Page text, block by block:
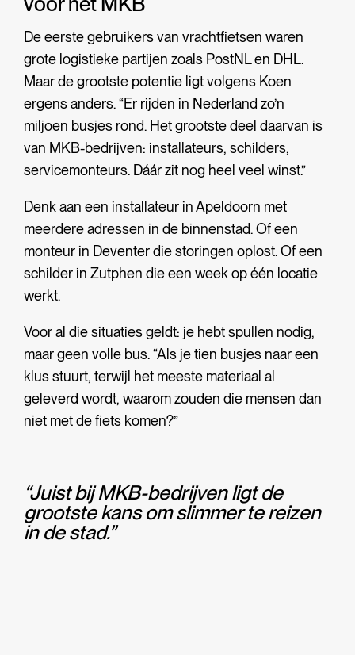
De eerste gebruikers van vrachtfietsen waren
grote logistieke partijen zoals PostNL en DHL.
Maar de grootste potentie ligt volgens Koen
ergens anders. “Er rijden in Nederland zo’n
miljoen busjes rond. Het grootste deel daarvan is
van MKB-bedrijven: installateurs, schilders,
servicemonteurs. Dáár zit nog heel veel winst.”
Denk aan een installateur in Apeldoorn met
meerdere adressen in de binnenstad. Of een
monteur in Deventer die storingen oplost. Of een
schilder in Zutphen die een week op één locatie
werkt.
Voor al die situaties geldt: je hebt spullen nodig,
maar geen volle bus. “Als je tien busjes naar een
klus stuurt, terwijl het meeste materiaal al
geleverd wordt, waarom zouden die mensen dan
niet met de fiets komen?”
“Juist bij MKB-bedrijven ligt de
grootste kans om slimmer te reizen
in de stad.”